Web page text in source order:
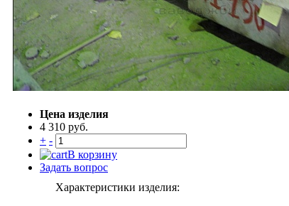
Цена изделия
4 310 руб.
+ -
В корзину
Задать вопрос
Характеристики изделия: